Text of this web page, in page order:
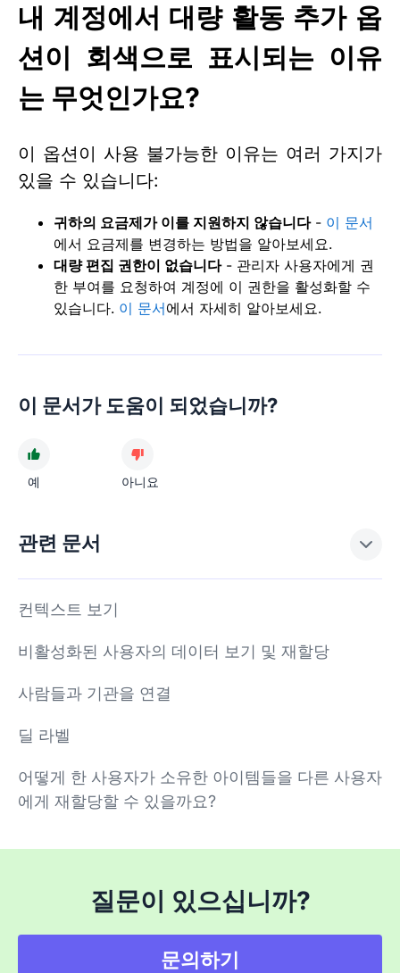
내 계정에서 대량 활동 추가 옵
션이 회색으로 표시되는 이유
는 무엇인가요?
이 옵션이 사용 불가능한 이유는 여러 가지가
있을 수 있습니다:
귀하의 요금제가 이를 지원하지 않습니다- 이 문서
에서 요금제를 변경하는 방법을 알아보세요.
대량 편집 권한이 없습니다- 관리자 사용자에게 권
한 부여를 요청하여 계정에 이 권한을 활성화할 수
있습니다. 이 문서에서 자세히 알아보세요.
이 문서가 도움이 되었습니까?
예 아니요
관련 문서
컨텍스트 보기
비활성화된 사용자의 데이터 보기 및 재할당
사람들과 기관을 연결
딜 라벨
어떻게 한 사용자가 소유한 아이템들을 다른 사용자
에게 재할당할 수 있을까요?
질문이 있으십니까?
문의하기